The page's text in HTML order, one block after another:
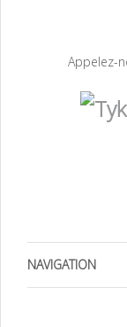
Appelez-
NAVIGATION